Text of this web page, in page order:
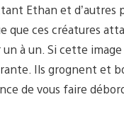
Ethan et d’autres
que ces créatures
à un. Si cette
Ils grognent et
de vous faire